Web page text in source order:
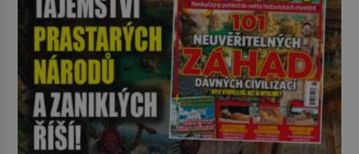
udaného bytu. Oním „kamarádem“
je ovšem jeden z nejslavnějších
vrahů, Jeffrey Dahmer (1960–1994).
Je 27. května 1991. […]